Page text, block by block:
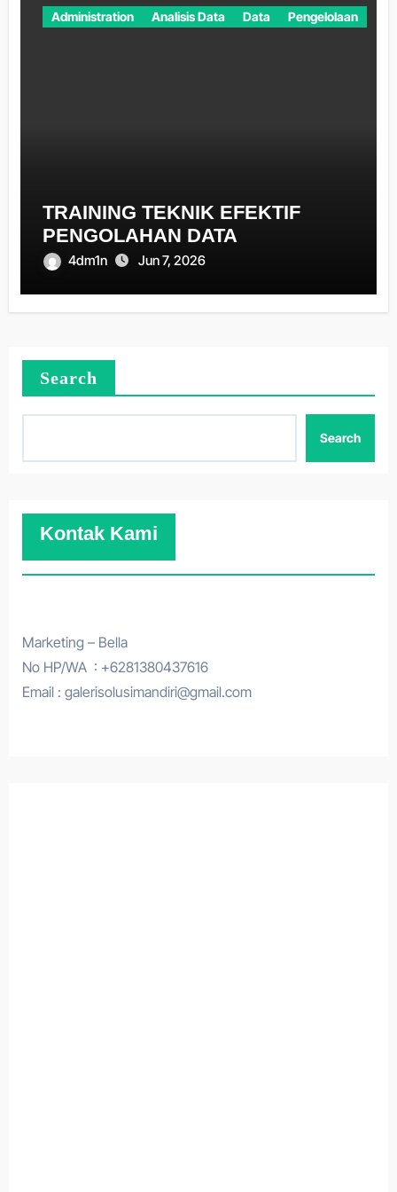
Administration Analisis Data Data Pengelolaan
TRAINING TEKNIK EFEKTIF
PENGOLAHAN DATA
4dm1n Jun 7, 2026
Search
Search
Kontak Kami
Marketing – Bella
No HP/WA : +6281380437616
Email : galerisolusimandiri@gmail.com